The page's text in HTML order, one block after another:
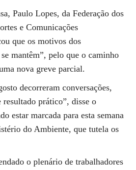
Paulo Lopes, da Federação dos
e Comunicações
que os motivos dos
mantêm”, pelo que o caminho
nova greve parcial.
decorreram conversações,
resultado prático”, disse o
estar marcada para esta semana
do Ambiente, que tutela os
o plenário de trabalhadores